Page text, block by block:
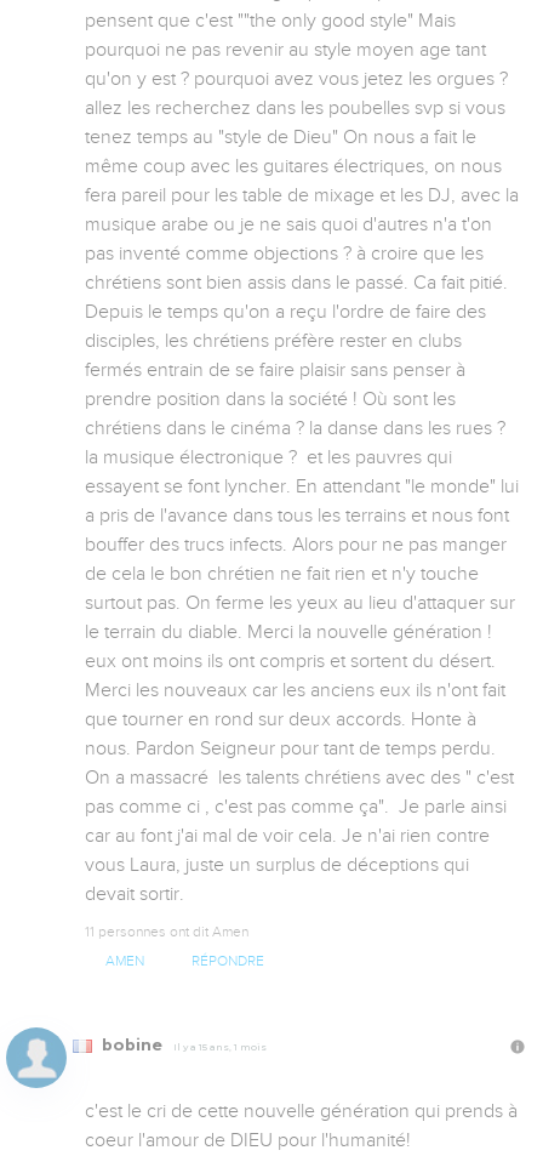
pensent que c'est ""the only good style" Mais
pourquoi ne pas revenir au style moyen age tant
qu'on y est ? pourquoi avez vous jetez les orgues ?
allez les recherchez dans les poubelles svp si vous
tenez temps au "style de Dieu" On nous a fait le
même coup avec les guitares électriques, on nous
fera pareil pour les table de mixage et les DJ, avec la
musique arabe ou je ne sais quoi d'autres n'a t'on
pas inventé comme objections ? à croire que les
chrétiens sont bien assis dans le passé. Ca fait pitié.
Depuis le temps qu'on a reçu l'ordre de faire des
disciples, les chrétiens préfère rester en clubs
fermés entrain de se faire plaisir sans penser à
prendre position dans la société ! Où sont les
chrétiens dans le cinéma ? la danse dans les rues ?
la musique électronique ?  et les pauvres qui
essayent se font lyncher. En attendant "le monde" lui
a pris de l'avance dans tous les terrains et nous font
bouffer des trucs infects. Alors pour ne pas manger
de cela le bon chrétien ne fait rien et n'y touche
surtout pas. On ferme les yeux au lieu d'attaquer sur
le terrain du diable. Merci la nouvelle génération !
eux ont moins ils ont compris et sortent du désert.
Merci les nouveaux car les anciens eux ils n'ont fait
que tourner en rond sur deux accords. Honte à
nous. Pardon Seigneur pour tant de temps perdu.
On a massacré  les talents chrétiens avec des " c'est
pas comme ci , c'est pas comme ça".  Je parle ainsi
car au font j'ai mal de voir cela. Je n'ai rien contre
vous Laura, juste un surplus de déceptions qui
devait sortir.
11 personnes ont dit Amen
AMEN RÉPONDRE
bobine Il y a 15 ans, 1 mois
c'est le cri de cette nouvelle génération qui prends à
coeur l'amour de DIEU pour l'humanité!